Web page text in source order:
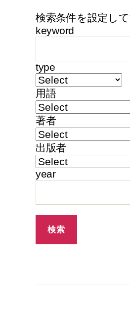
検索条件を設定し
keyword
type
用語
著者
出版者
year